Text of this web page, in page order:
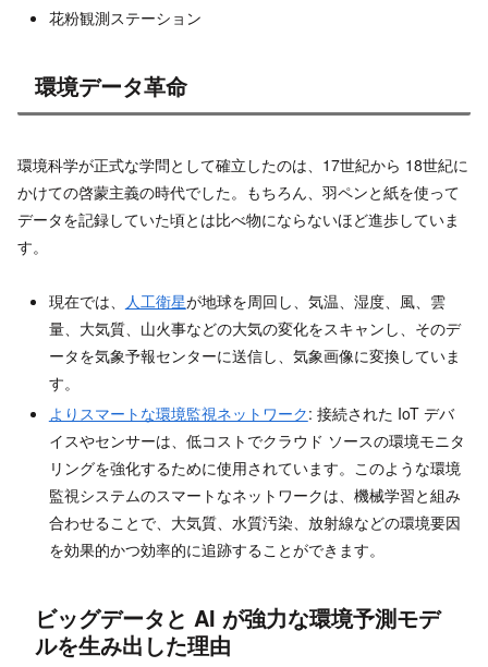
花粉観測ステーション
環境データ革命
環境科学が正式な学問として確立したのは、17世紀から 18世紀に
かけての啓蒙主義の時代でした。もちろん、羽ペンと紙を使って
データを記録していた頃とは比べ物にならないほど進歩していま
す。
現在では、 人工衛星が地球を周回し、気温、湿度、風、雲
量、大気質、山火事などの大気の変化をスキャンし、そのデ
ータを気象予報センターに送信し、気象画像に変換していま
す。
よりスマートな環境監視ネットワーク: 接続された IoT デバ
イスやセンサーは、低コストでクラウド ソースの環境モニタ
リングを強化するために使用されています。このような環境
監視システムのスマートなネットワークは、機械学習と組み
合わせることで、大気質、水質汚染、放射線などの環境要因
を効果的かつ効率的に追跡することができます。
ビッグデータと AI が強力な環境予測モデ
ルを生み出した理由